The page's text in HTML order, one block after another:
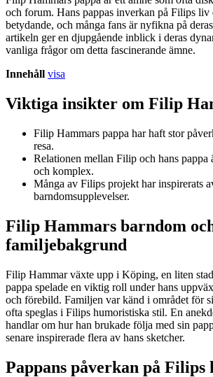
och forum. Hans pappas inverkan på Filips
betydande, och många fans är nyfikna på
artikeln ger en djupgående inblick i deras
vanliga frågor om detta fascinerande ämne.
Innehåll visa
Viktiga insikter om Filip
Filip Hammars pappa har haft stor
resa.
Relationen mellan Filip och hans pappa
och komplex.
Många av Filips projekt har inspirerats
barndomsupplevelser.
Filip Hammars barndom
familjebakgrund
Filip Hammar växte upp i Köping, en liten
pappa spelade en viktig roll under hans
och förebild. Familjen var känd i området för
ofta speglas i Filips humoristiska stil. En
handlar om hur han brukade följa med sin
senare inspirerade flera av hans sketcher.
Pappans påverkan på